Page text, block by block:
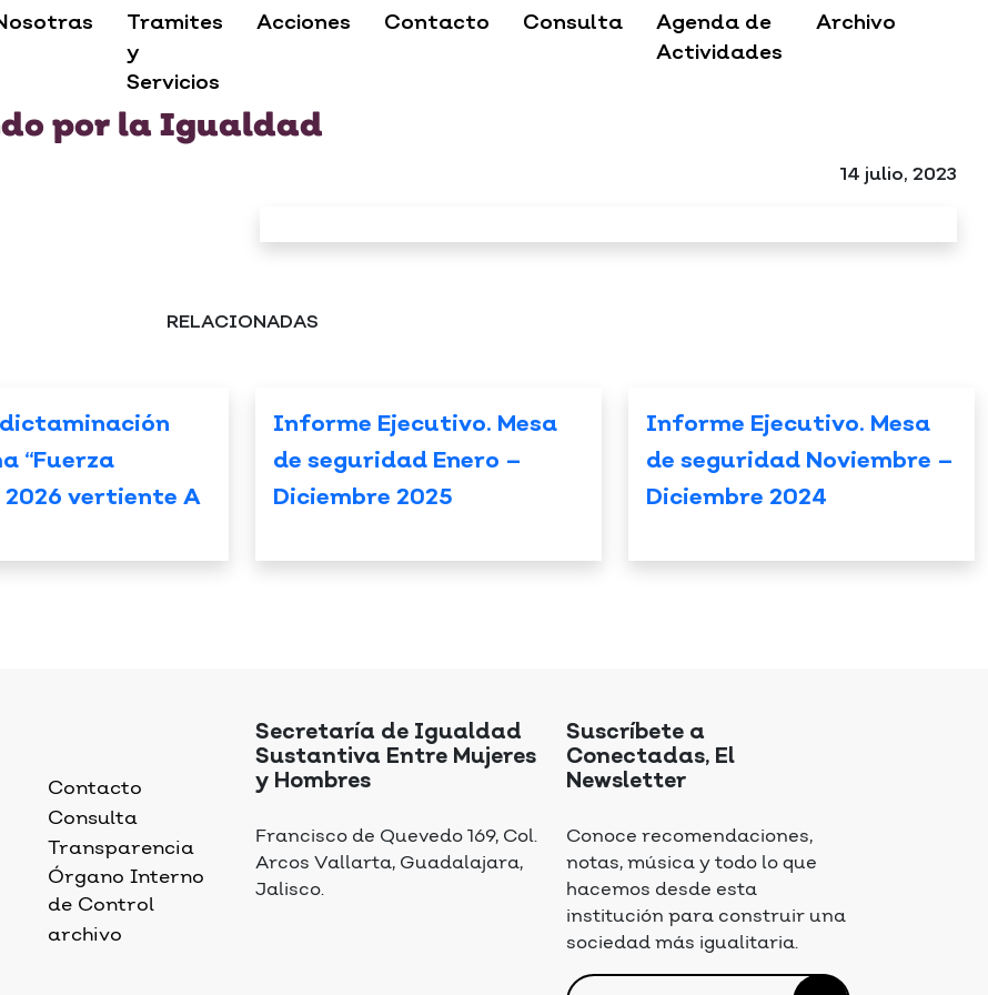
Tramites
y
Servicios
Acciones Contacto Consulta
Agenda de
Actividades
Archivo
por la Igualdad
14 julio, 2023
RELACIONADAS
“Fuerza
2026 vertiente A
Informe Ejecutivo. Mesa
de seguridad Enero –
Diciembre 2025
Informe Ejecutivo. Mesa
de seguridad Noviembre –
Diciembre 2024
Contacto
Consulta
Transparencia
Órgano Interno
de Control
archivo
Secretaría de Igualdad
Sustantiva Entre Mujeres
y Hombres
Francisco de Quevedo 169, Col.
Arcos Vallarta, Guadalajara,
Jalisco.
Suscríbete a
Conectadas, El
Newsletter
Conoce recomendaciones,
notas, música y todo lo que
hacemos desde esta
institución para construir una
sociedad más igualitaria.